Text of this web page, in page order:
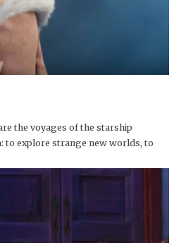
the voyages of the starship
to explore strange new worlds, to